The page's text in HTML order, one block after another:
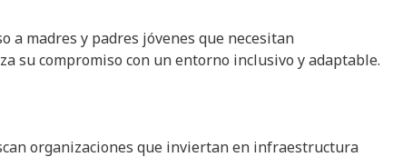
a madres y padres jóvenes que necesitan
su compromiso con un entorno inclusivo y adaptable.
organizaciones que inviertan en infraestructura